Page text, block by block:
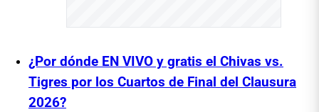
¿Por dónde EN VIVO y gratis el Chivas vs.
Tigres por los Cuartos de Final del Clausura
2026?